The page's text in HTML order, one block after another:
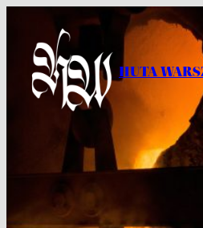
treści
HUTA